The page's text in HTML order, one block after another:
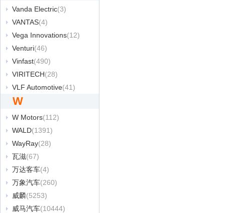
Vanda Electric(3)
VANTAS(4)
Vega Innovations(12)
Venturi(46)
Vinfast(490)
VIRITECH(28)
VLF Automotive(41)
W
W Motors(112)
WALD(1391)
WayRay(28)
瓦滋(67)
万达客车(4)
万象汽车(260)
威麟(5253)
威马汽车(10444)